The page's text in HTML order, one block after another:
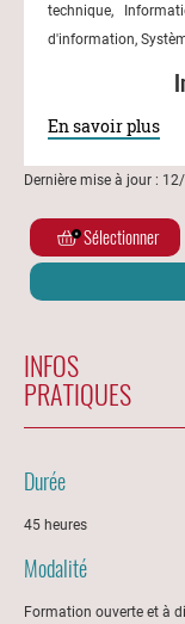
technique,
d'information,
En savoir plus
Dernière mise à jour :
Sélectionner
INFOS
PRATIQUES
Durée
45 heures
Modalité
Formation ouverte et à